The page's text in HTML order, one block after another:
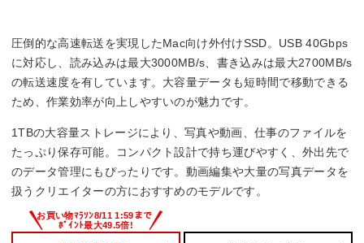
2700 MB/s
圧倒的な高速転送を実現したMac向け外付けSSD。USB 40Gbps
に対応し、読み込みは最大3000MB/s、書き込みは最大2700MB/s
の転送速度を有しています。大容量データも短時間で移動できる
ため、作業効率が向上しやすいのが魅力です。
1TBの大容量ストレージにより、写真や動画、仕事のファイルを
たっぷり保存可能。コンパクト設計で持ち運びやすく、外出先で
のデータ管理にもぴったりです。動画編集や大量の写真データを
扱うクリエイターの方におすすめのモデルです。